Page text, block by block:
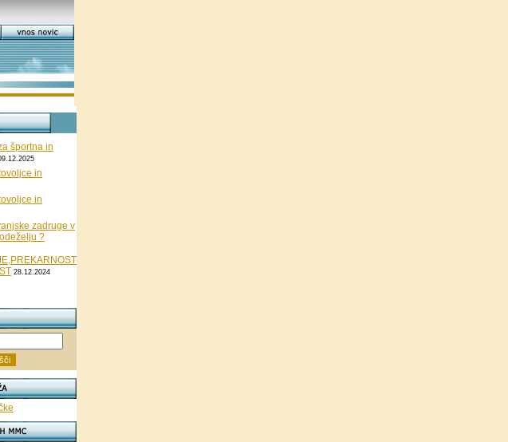
športna in
in
in
zadruge v
?
28.12.2024